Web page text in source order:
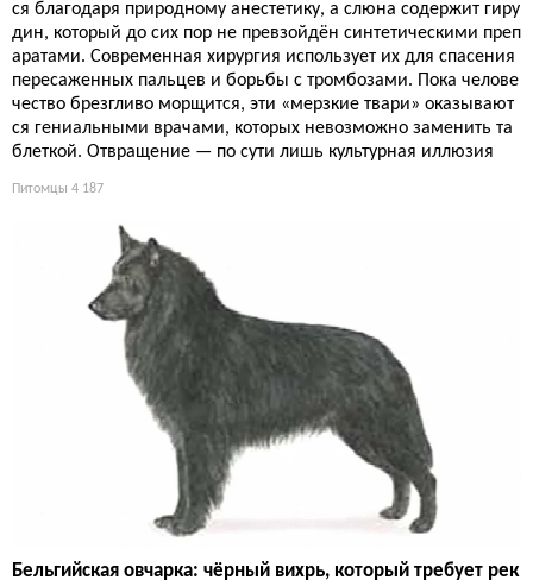
ся благодаря природному анестетику, а слюна содержит гиру
дин, который до сих пор не превзойдён синтетическими преп
аратами. Современная хирургия использует их для спасения
пересаженных пальцев и борьбы с тромбозами. Пока челове
чество брезгливо морщится, эти «мерзкие твари» оказывают
ся гениальными врачами, которых невозможно заменить та
блеткой. Отвращение — по сути лишь культурная иллюзия
Питомцы 4 187
Бельгийская овчарка: чёрный вихрь, который требует рек